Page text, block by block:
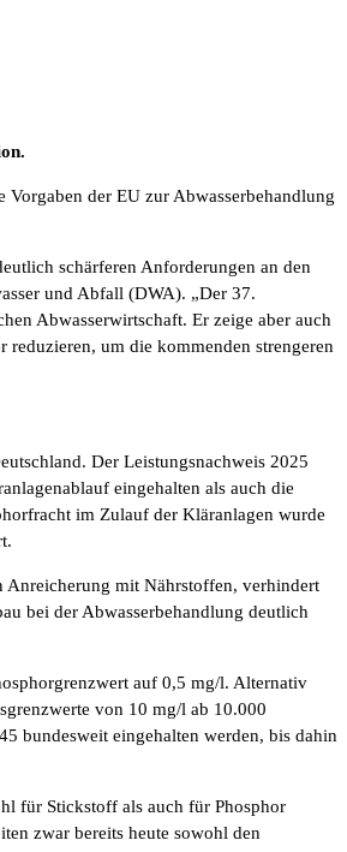
der EU zur Abwasserbehandlung
schärferen Anforderungen an den
und Abfall (DWA). „Der 37.
Abwasserwirtschaft. Er zeige aber auch
um die kommenden strengeren
Der Leistungsnachweis 2025
eingehalten als auch die
im Zulauf der Kläranlagen wurde
Anreicherung mit Nährstoffen, verhindert
bei der Abwasserbehandlung deutlich
auf 0,5 mg/l. Alternativ
von 10 mg/l ab 10.000
bundesweit eingehalten werden, bis dahin
für Stickstoff als auch für Phosphor
zwar bereits heute sowohl den